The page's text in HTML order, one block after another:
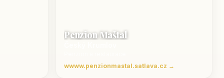
Penzion Maštal
wwww.penzionmastal.satlava.cz →